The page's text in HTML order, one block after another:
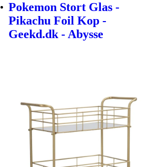
Pokemon Stort Glas -
Pikachu Foil Kop -
Geekd.dk - Abysse